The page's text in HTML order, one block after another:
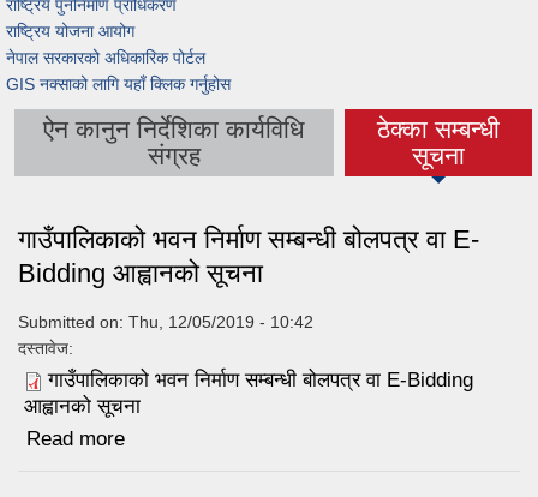
राष्ट्रिय पुननिर्माण प्राधिकरण
राष्ट्रिय योजना आयोग
नेपाल सरकारको अधिकारिक पोर्टल
GIS नक्साको लागि यहाँ क्लिक गर्नुहोस
ऐन कानुन निर्देशिका कार्यविधि
संग्रह
ठेक्का सम्बन्धी
सूचना
(active tab)
गाउँपालिकाको भवन निर्माण सम्बन्धी बोलपत्र वा E-
Bidding आह्वानको सूचना
Submitted on: Thu, 12/05/2019 - 10:42
दस्तावेज:
गाउँपालिकाको भवन निर्माण सम्बन्धी बोलपत्र वा E-Bidding
आह्वानको सूचना
Read more